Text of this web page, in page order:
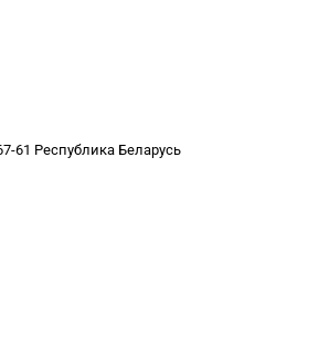
61 Республика Беларусь